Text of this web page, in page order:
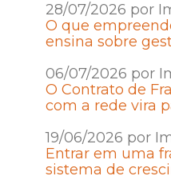
28/07/2026 por
O que
ensina sobre
06/07/2026 por
O Contrato de
com a rede vira
19/06/2026 por
Entrar em uma
sistema de